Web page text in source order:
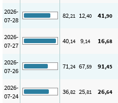
2026-
07-28
82,21 12,40 41,90
2026-
07-27
40,14 9,14 16,68
2026-
07-26
71,24 67,59 91,45
2026-
07-24
36,82 25,81 26,64